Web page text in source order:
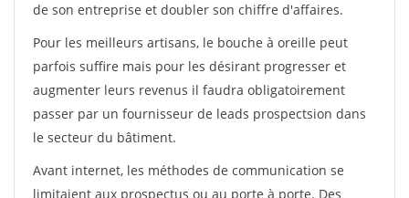
de son entreprise et doubler son chiffre d'affaires.
Pour les meilleurs artisans, le bouche à oreille peut
parfois suffire mais pour les désirant progresser et
augmenter leurs revenus il faudra obligatoirement
passer par un fournisseur de leads prospectsion dans
le secteur du bâtiment.
Avant internet, les méthodes de communication se
limitaient aux prospectus ou au porte à porte. Des